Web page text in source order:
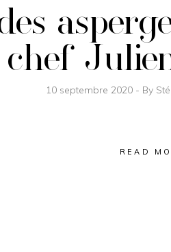
chef
10 septembre 2020 By
READ